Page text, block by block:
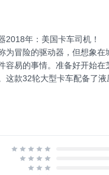
2018年：美国卡车司机！
为冒险的驱动器，但想象
容易的事情。准备好开始
这款32轮大型卡车配备了